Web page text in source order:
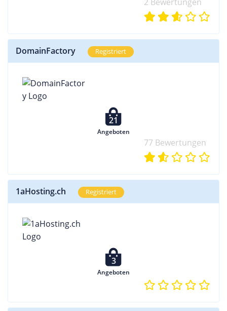
DomainFactory Registriert
21
Angeboten
77 Bewertungen
1aHosting.ch Registriert
3
Angeboten